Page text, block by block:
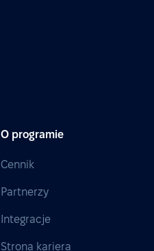
O programie
Cennik
Partnerzy
Integracje
Strona kariera